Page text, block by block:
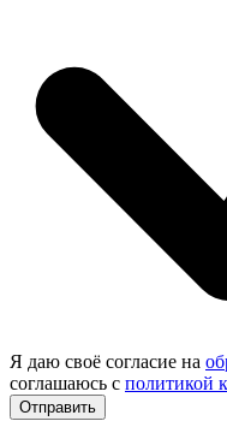
Я даю своё согласие на
соглашаюсь с политикой